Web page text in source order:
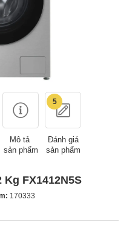
Mô tả
sản phẩm
5
Đánh giá
sản phẩm
FX1412N5S
170333